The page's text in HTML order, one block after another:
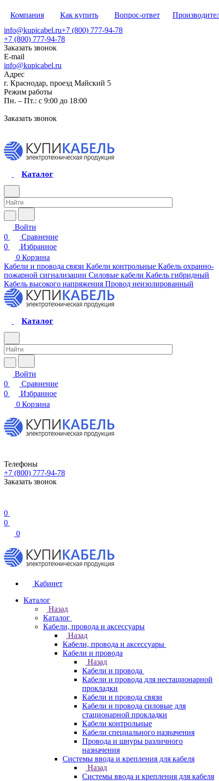
Компания Как купить Вопрос-ответ
info@kupicabel.ru+7 (800) 777-94-78
+7 (800) 777-94-78
Заказать звонок
E-mail
info@kupicabel.ru
Адрес
г. Краснодар, проезд Майский 5
Режим работы
Пн. – Пт.: с 9:00 до 18:00
Заказать звонок
Каталог
Войти
0
Сравнение
0
Избранное
0 Корзина
Кабели и провода связи Кабели контрольные Кабель охранно-
пожарной сигнализации Силовые кабели Кабель гибридный
Кабель высокого напряжения Провод неизолированный
Каталог
Войти
0
Сравнение
0
Избранное
0 Корзина
Телефоны
+7 (800) 777-94-78
Заказать звонок
0
0
0
Кабинет
Каталог
Назад
Каталог
Кабели, провода и аксессуары
Назад
Кабели, провода и аксессуары
Кабели и провода
Назад
Кабели и провода
Кабели и провода для нестационарной
прокладки
Кабели и провода связи
Кабели и провода силовые для
стационарной прокладки
Кабели контрольные
Кабели специального назначения
Провода и шнуры различного
назначения
Системы ввода и крепления для кабеля
Назад
Системы ввода и крепления для кабеля